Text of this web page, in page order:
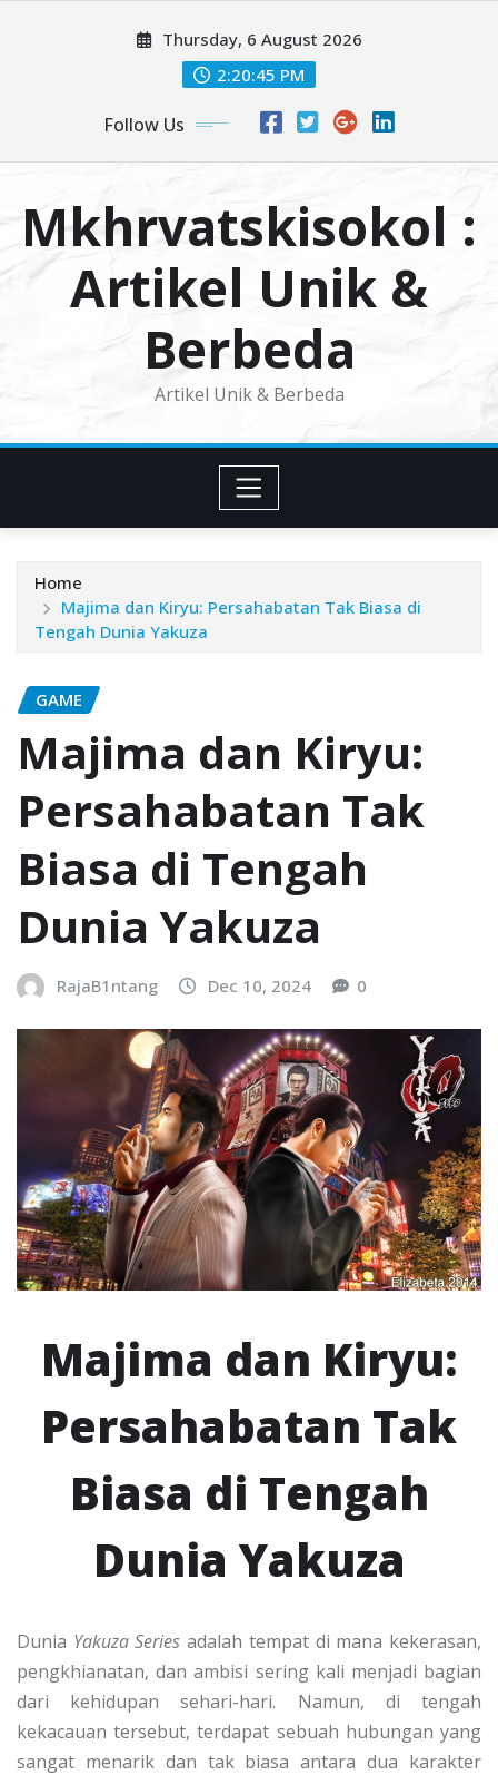
Thursday, 6 August 2026
2:20:47 PM
Follow Us
Mkhrvatskisokol :
Artikel Unik &
Berbeda
Artikel Unik & Berbeda
Home
Majima dan Kiryu: Persahabatan Tak Biasa di
Tengah Dunia Yakuza
GAME
Majima dan Kiryu:
Persahabatan Tak
Biasa di Tengah
Dunia Yakuza
RajaB1ntang Dec 10, 2024 0
Majima dan Kiryu:
Persahabatan Tak
Biasa di Tengah
Dunia Yakuza
Dunia Yakuza Series adalah tempat di mana kekerasan,
pengkhianatan, dan ambisi sering kali menjadi bagian
dari kehidupan sehari-hari. Namun, di tengah
kekacauan tersebut, terdapat sebuah hubungan yang
sangat menarik dan tak biasa antara dua karakter